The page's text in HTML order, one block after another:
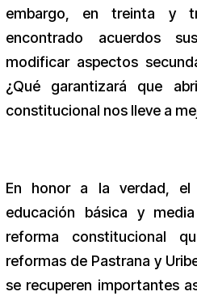
embargo, en treinta y
encontrado acuerdos
modificar aspectos
¿Qué garantizará que
constitucional nos lleve a
En honor a la verdad, el
educación básica y
reforma constitucional
reformas de Pastrana y
se recuperen importantes